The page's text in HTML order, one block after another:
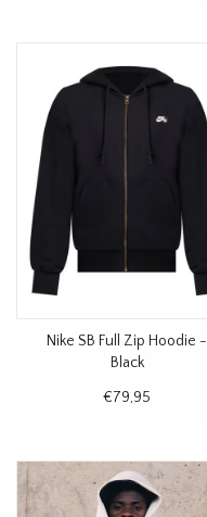
Nike SB Full Zip Hoodie -
Black
€79,95